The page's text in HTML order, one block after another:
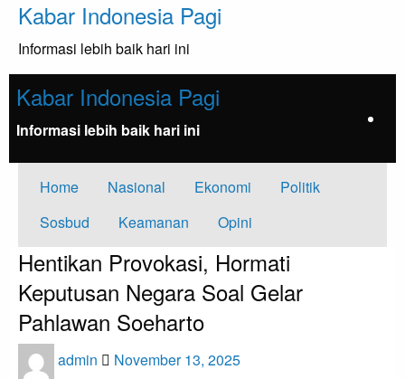
content
Kabar Indonesia Pagi
Informasi lebih baik hari ini
Kabar Indonesia Pagi
Informasi lebih baik hari ini
Home Nasional Ekonomi
Politik
Sosbud
Keamanan Opini
Hentikan Provokasi, Hormati
Keputusan Negara Soal Gelar
Pahlawan Soeharto
admin
Posted
November 13, 2025